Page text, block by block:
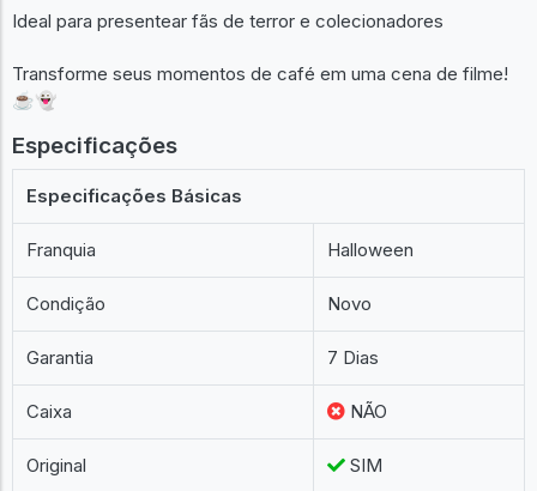
Ideal para presentear fãs de terror e colecionadores
Transforme seus momentos de café em uma cena de filme!
☕👻
Especificações
Especificações Básicas
Franquia Halloween
Condição Novo
Garantia 7 Dias
Caixa NÃO
Original SIM